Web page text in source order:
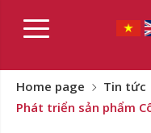
Home page
Tin tức
Phát triển sản phẩm